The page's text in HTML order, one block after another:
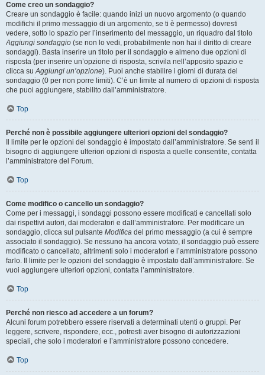
Come creo un sondaggio?
Creare un sondaggio è facile: quando inizi un nuovo argomento (o quando
modifichi il primo messaggio di un argomento, se ti è permesso) dovresti
vedere, sotto lo spazio per l’inserimento del messaggio, un riquadro dal titolo
Aggiungi sondaggio (se non lo vedi, probabilmente non hai il diritto di creare
sondaggi). Basta inserire un titolo per il sondaggio e almeno due opzioni di
risposta (per inserire un’opzione di risposta, scrivila nell’apposito spazio e
clicca suAggiungi un’opzione). Puoi anche stabilire i giorni di durata del
sondaggio (0 per non porre limiti). C’è un limite al numero di opzioni di risposta
che puoi aggiungere, stabilito dall’amministratore.
Top
Perché non è possibile aggiungere ulteriori opzioni del sondaggio?
Il limite per le opzioni del sondaggio è impostato dall’amministratore. Se senti il
bisogno di aggiungere ulteriori opzioni di risposta a quelle consentite, contatta
l’amministratore del Forum.
Top
Come modifico o cancello un sondaggio?
Come per i messaggi, i sondaggi possono essere modificati e cancellati solo
dai rispettivi autori, dai moderatori e dall’amministratore. Per modificare un
sondaggio, clicca sul pulsante Modifica del primo messaggio (a cui è sempre
associato il sondaggio). Se nessuno ha ancora votato, il sondaggio può essere
modificato o cancellato, altrimenti solo i moderatori e l’amministratore possono
farlo. Il limite per le opzioni del sondaggio è impostato dall’amministratore. Se
vuoi aggiungere ulteriori opzioni, contatta l’amministratore.
Top
Perché non riesco ad accedere a un forum?
Alcuni forum potrebbero essere riservati a determinati utenti o gruppi. Per
leggere, scrivere, rispondere, ecc., potresti aver bisogno di autorizzazioni
speciali, che solo i moderatori e l’amministratore possono concedere.
Top